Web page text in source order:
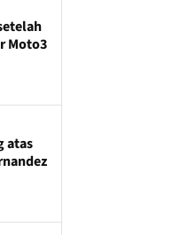
Moto3
atas